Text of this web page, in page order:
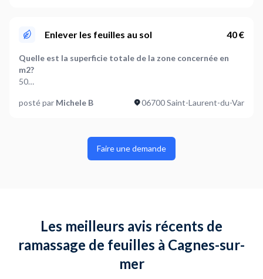
Où en êtes-vous dans votre projet ?
Je suis prêt à démarrer
Plus d’infos...
Ramasser les feuilles sur les terrasses + nettoyage mobilier
Enlever les feuilles au sol 40 €
Quelle est la superficie totale de la zone concernée en
m2?
50
Que faut-il faire des feuilles ramassées ?
Où en êtes-vous dans votre projet ?
Je suis prêt à démarrer
posté par Michele B 06700 Saint-Laurent-du-Var
Faire une demande
Les meilleurs avis récents de
ramassage de feuilles à Cagnes-sur-
mer